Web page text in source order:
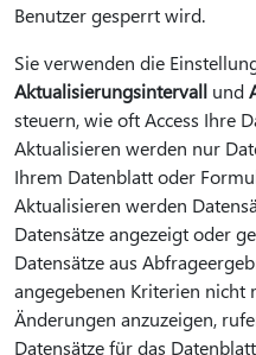
Benutzer gesperrt wird.
Sie verwenden die
Aktualisierungsintervall und
steuern, wie oft Access Ihre
Aktualisieren werden nur
Ihrem Datenblatt oder
Aktualisieren werden
Datensätze angezeigt oder
Datensätze aus
angegebenen Kriterien nicht
Änderungen anzuzeigen,
Datensätze für das